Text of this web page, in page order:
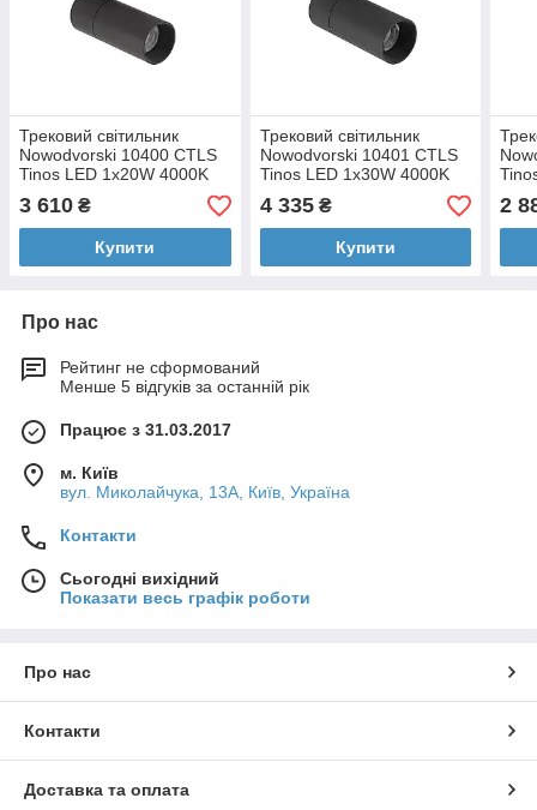
Трековий світильник
Nowodvorski 10400 CTLS
Tinos LED 1x20W 4000K
1900Lm IP20 Bl
3 610 ₴
Купити
Трековий світильник
Nowodvorski 10401 CTLS
Tinos LED 1x30W 4000K
2900Lm IP20 Bl
4 335₴
Купити
2
Про нас
Рейтинг не сформований
Менше 5 відгуків за останній рік
Працює з 31.03.2017
м. Київ
вул. Миколайчука, 13А, Київ, Україна
Контакти
Сьогодні вихідний
Показати весь графік роботи
Про нас
Контакти
Доставка та оплата